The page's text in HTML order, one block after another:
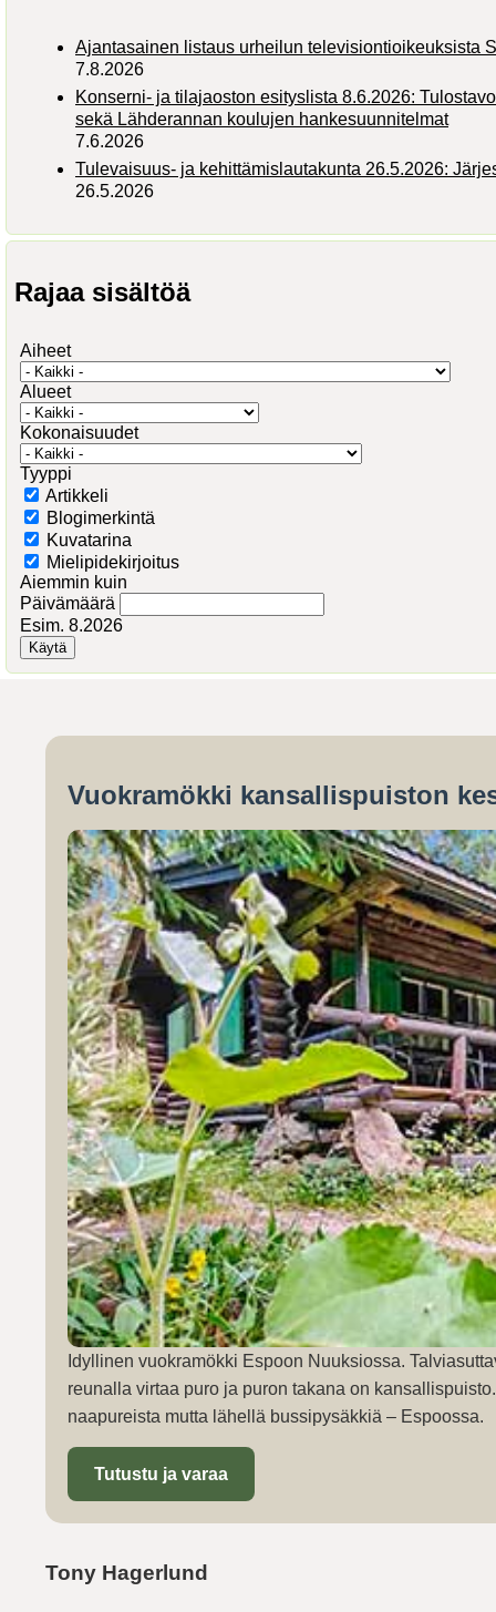
Ajantasainen listaus urheilun televisiontioikeuksista
7.8.2026
Konserni- ja tilajaoston esityslista 8.6.2026:
sekä Lähderannan koulujen hankesuunnitelmat
7.6.2026
Tulevaisuus- ja kehittämislautakunta 26.5.2026:
26.5.2026
Rajaa sisältöä
Aiheet
Alueet
Kokonaisuudet
Tyyppi
Artikkeli
Blogimerkintä
Kuvatarina
Mielipidekirjoitus
Aiemmin kuin
Päivämäärä
Esim. 8.2026
Vuokramökki kansallispuiston
Idyllinen vuokramökki Espoon Nuuksiossa.
reunalla virtaa puro ja puron takana on
naapureista mutta lähellä bussipysäkkiä – Espoossa.
Tutustu ja varaa
Tony Hagerlund